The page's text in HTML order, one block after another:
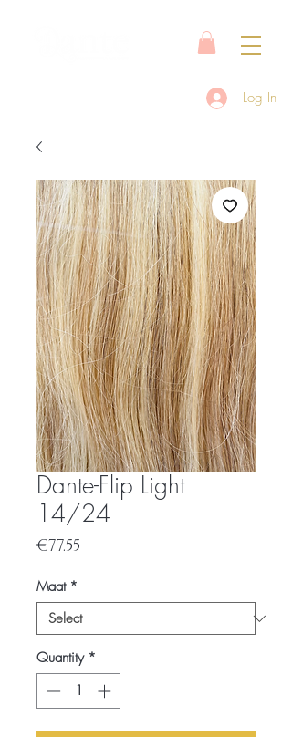
Log In
Dante-Flip Light
14/24
€77.55
Maat *
Quantity *